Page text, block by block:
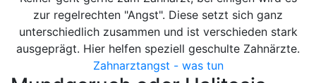
zur regelrechten "Angst". Diese setzt sich ganz
unterschiedlich zusammen und ist verschieden stark
ausgeprägt. Hier helfen speziell geschulte Zahnärzte.
Zahnarztangst - was tun